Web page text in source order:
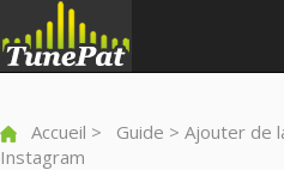
Accueil > Guide > Ajouter de
Instagram